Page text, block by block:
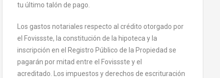
tu último talón de pago.
Los gastos notariales respecto al crédito otorgado por
el Fovissste, la constitución de la hipoteca y la
inscripción en el Registro Público de la Propiedad se
pagarán por mitad entre el Fovissste y el
acreditado. Los impuestos y derechos de escrituración